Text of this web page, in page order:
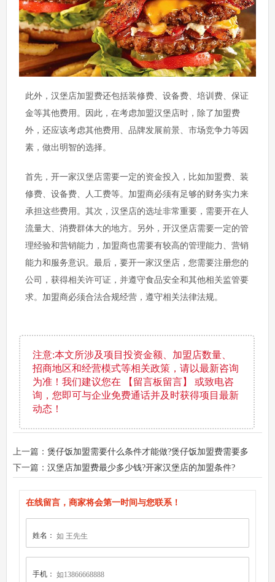
此外，汉堡店加盟费还包括装修费、设备费、培训费、保证
金等其他费用。因此，在考虑加盟汉堡店时，除了加盟费
外，还应该考虑其他费用、品牌发展前景、市场竞争力等因
素，做出明智的选择。
首先，开一家汉堡店需要一定的资金投入，比如加盟费、装
修费、设备费、人工费等。加盟商必须有足够的财务实力来
承担这些费用。其次，汉堡店的选址非常重要，需要开在人
流量大、消费群体大的地方。另外，开汉堡店需要一定的管
理经验和营销能力，加盟商也需要有较高的管理能力、营销
能力和服务意识。最后，要开一家汉堡店，您需要注册您的
公司，获得相关许可证，并遵守食品安全和其他相关监管要
求。加盟商必须合法合规经营，遵守相关法律法规。
注意:本文所涉及项目投资金额、加盟店数量、
招商地区和经营模式等相关政策，请以最新咨询
为准！我们建议您在 【留言板留言】 或致电咨
询，您即可与企业免费通话并及时获得项目最新
动态！
上一篇： 煲仔饭加盟需要什么条件才能做?煲仔饭加盟费需要多
少?
下一篇： 汉堡店加盟费最少多少钱?开家汉堡店的加盟条件?
在线留言，商家将会第一时间与您联系！
姓名：
手机：